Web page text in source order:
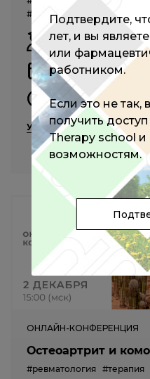
#дерматология
#воп
Алексеева Л.И.,
Каратеев Д.Е., Мешков
08 июня 2023
12:00 - 19:25 (мск)
Участие бесплатное
ОНЛАЙН-КОНФЕРЕНЦИЯ
Остеоартрит и
#ревматология #терапия
Подтвердите,
лет, и вы
или
работником.
Если это не
получить
Therapy school и
возможностям.